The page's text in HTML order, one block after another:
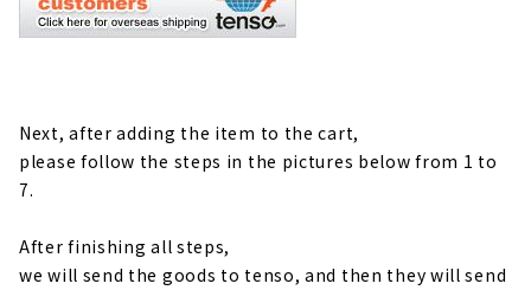
Next, after adding the item to the cart,
please follow the steps in the pictures below from 1 to
7.
After finishing all steps,
we will send the goods to tenso, and then they will send